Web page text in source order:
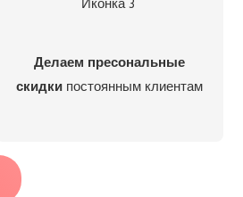
Делаем пресональные
скидки постоянным клиентам